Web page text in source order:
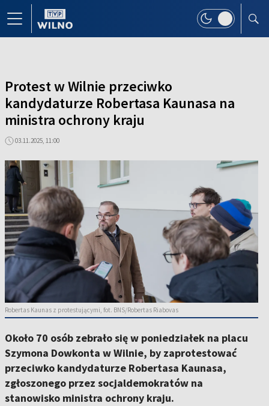
Protest w Wilnie przeciwko
kandydaturze Robertasa Kaunasa na
ministra ochrony kraju
03.11.2025, 11:00
Robertas Kaunas z protestującymi, fot. BNS/Robertas Riabovas
Około 70 osób zebrało się w poniedziałek na placu
Szymona Dowkonta w Wilnie, by zaprotestować
przeciwko kandydaturze Robertasa Kaunasa,
zgłoszonego przez socjaldemokratów na
stanowisko ministra ochrony kraju.